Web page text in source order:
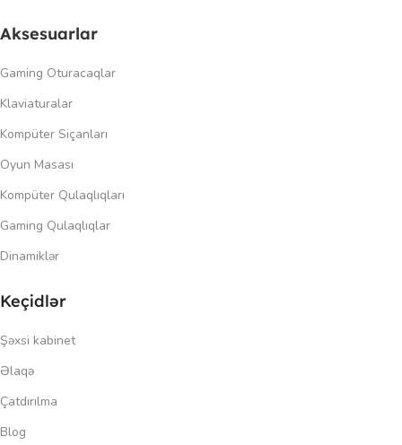
Aksesuarlar
Gaming Oturacaqlar
Klaviaturalar
Kompüter Siçanları
Oyun Masası
Kompüter Qulaqlıqları
Gaming Qulaqlıqlar
Dinamiklər
Keçidlər
Şəxsi kabinet
Əlaqə
Çatdırılma
Blog